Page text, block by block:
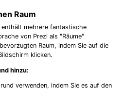
Raum
enthält mehrere fantastische
von Prezi als "Räume"
Raum, indem Sie auf die
klicken.
hinzu:
verwenden, indem Sie es auf den